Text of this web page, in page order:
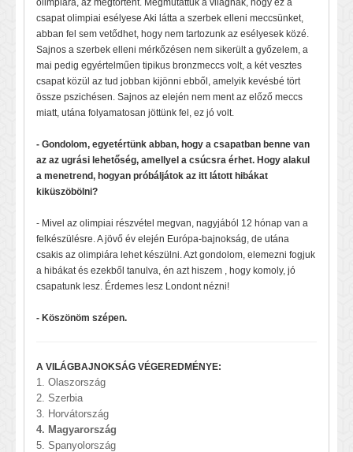
csapat olimpiai esélyese Aki látta a szerbek elleni meccsünket,
abban fel sem vetődhet, hogy nem tartozunk az esélyesek közé.
Sajnos a szerbek elleni mérkőzésen nem sikerült a győzelem, a
mai pedig egyértelműen tipikus bronzmeccs volt, a két vesztes
csapat közül az tud jobban kijönni ebből, amelyik kevésbé tört
össze pszichésen. Sajnos az elején nem ment az előző meccs
miatt, utána folyamatosan jöttünk fel, ez jó volt.
- Gondolom, egyetértünk abban, hogy a csapatban benne van
az az ugrási lehetőség, amellyel a csúcsra érhet. Hogy alakul
a menetrend, hogyan próbáljátok az itt látott hibákat
kiküszöbölni?
- Mivel az olimpiai részvétel megvan, nagyjából 12 hónap van a
felkészülésre. A jövő év elején Európa-bajnokság, de utána
csakis az olimpiára lehet készülni. Azt gondolom, elemezni fogjuk
a hibákat és ezekből tanulva, én azt hiszem , hogy komoly, jó
csapatunk lesz. Érdemes lesz Londont nézni!
- Köszönöm szépen.
A VILÁGBAJNOKSÁG VÉGEREDMÉNYE:
1. Olaszország
2. Szerbia
3. Horvátország
4. Magyarország
5. Spanyolország